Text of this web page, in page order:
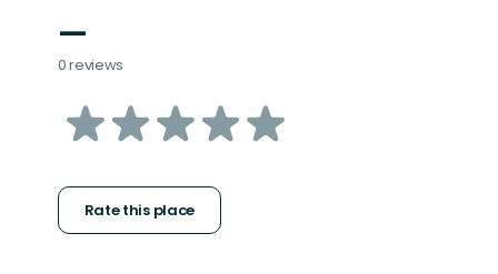
—
0 reviews
of
stars
Rate this place